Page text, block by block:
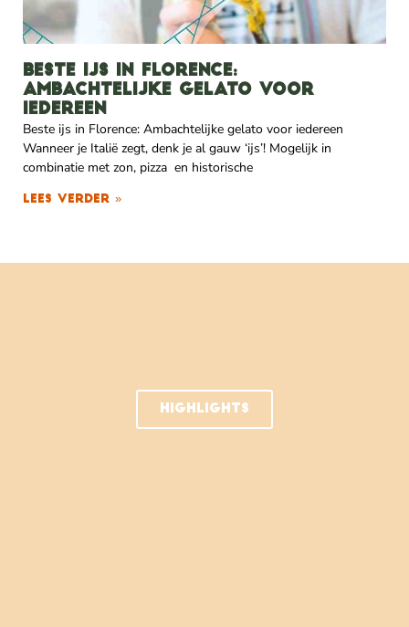
Beste ijs in Florence:
ambachtelijke gelato voor
iedereen
Beste ijs in Florence: Ambachtelijke gelato voor iedereen
Wanneer je Italië zegt, denk je al gauw ‘ijs’! Mogelijk in
combinatie met zon, pizza en historische
Lees verder »
HIGHLIGHTS